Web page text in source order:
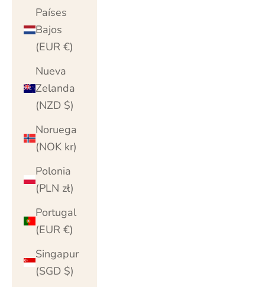
Países
Bajos
(EUR €)
Nueva
Zelanda
(NZD $)
Noruega
(NOK kr)
Polonia
(PLN zł)
Portugal
(EUR €)
Singapur
(SGD $)